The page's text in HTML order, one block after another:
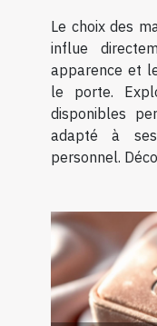
Le choix des
influe
apparence et
le porte.
disponibles
adapté à
personnel.